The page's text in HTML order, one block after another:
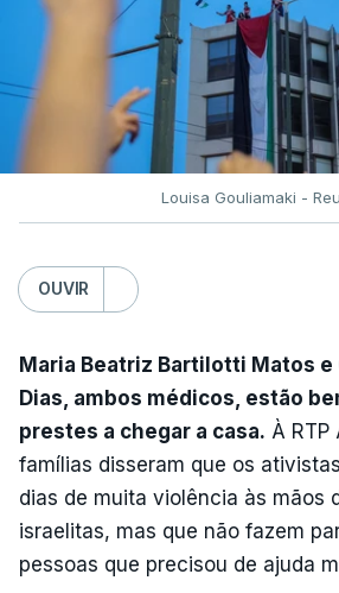
Louisa Gouliamaki -
OUVIR
Maria Beatriz Bartilotti Matos e
Dias, ambos médicos, estão
prestes a chegar a casa. À RTP
famílias disseram que os
dias de muita violência às mãos
israelitas, mas que não fazem
pessoas que precisou de ajuda